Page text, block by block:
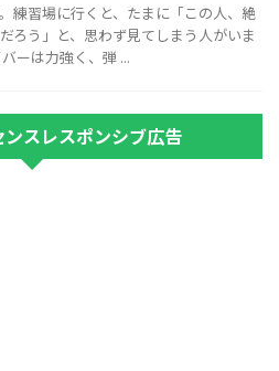
練習場に行くと、たまに「この人、絶
ろう」と、思わず見てしまう人がいま
ーは力強く、弾 ...
スレスポンシブ広告